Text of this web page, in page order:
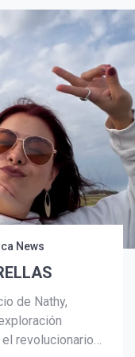
News
de Nathy,
revolucionario